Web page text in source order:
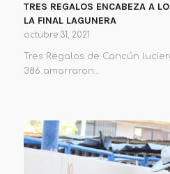
TRES REGALOS ENCABEZA A
LA FINAL LAGUNERA
octubre 31, 2021
Tres Regalos de Cancún
386 amarraron…